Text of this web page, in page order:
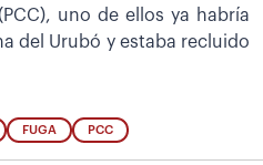
uno de ellos ya habría
del Urubó y estaba recluido
FUGA PCC